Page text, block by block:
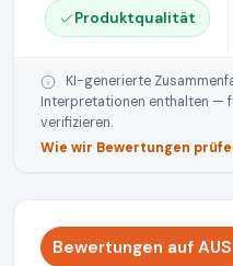
Produktqualität
KI-generierte
Interpretationen enthalten —
verifizieren.
Wie wir Bewertungen
Bewertungen auf